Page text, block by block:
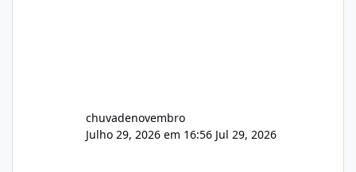
chuvadenovembro
Julho 29, 2026 em 16:56 Jul 29, 2026